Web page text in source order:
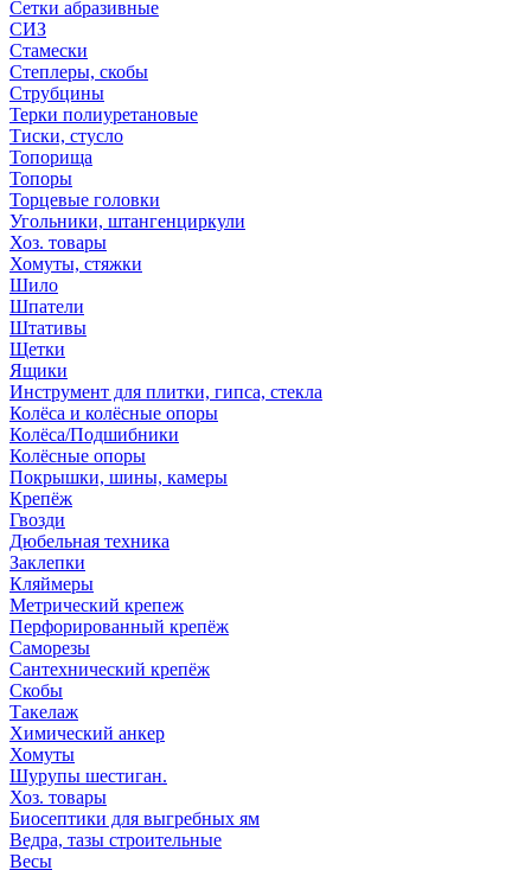
Сетки абразивные
СИЗ
Стамески
Степлеры, скобы
Струбцины
Терки полиуретановые
Тиски, стусло
Топорища
Топоры
Торцевые головки
Угольники, штангенциркули
Хоз. товары
Хомуты, стяжки
Шило
Шпатели
Штативы
Щетки
Ящики
Инструмент для плитки, гипса, стекла
Колёса и колёсные опоры
Колёса/Подшибники
Колёсные опоры
Покрышки, шины, камеры
Крепёж
Гвозди
Дюбельная техника
Заклепки
Кляймеры
Метрический крепеж
Перфорированный крепёж
Саморезы
Сантехнический крепёж
Скобы
Такелаж
Химический анкер
Хомуты
Шурупы шестиган.
Хоз. товары
Биосептики для выгребных ям
Ведра, тазы строительные
Весы